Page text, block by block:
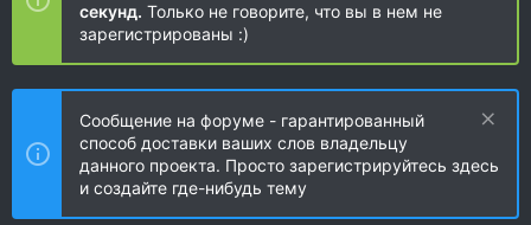
секунд. Только не говорите, что вы в нем не
зарегистрированы :)
Сообщение на форуме - гарантированный
способ доставки ваших слов владельцу
данного проекта. Просто зарегистрируйтесь здесь
и создайте где-нибудь тему